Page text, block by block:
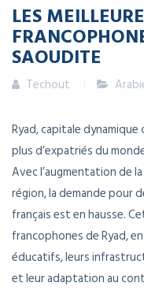
LES
SAOUDITE
Techout
Ryad, capitale
plus d’expatriés du
Avec l’augmentation de
région, la demande pour
français est en hausse.
francophones de Ryad,
éducatifs, leurs
et leur adaptation au